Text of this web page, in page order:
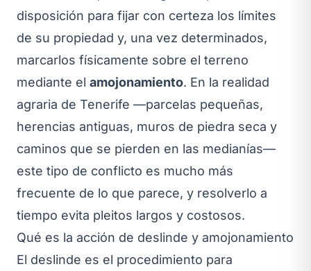
disposición para fijar con certeza los límites
de su propiedad y, una vez determinados,
marcarlos físicamente sobre el terreno
mediante el amojonamiento. En la realidad
agraria de Tenerife —parcelas pequeñas,
herencias antiguas, muros de piedra seca y
caminos que se pierden en las medianías—
este tipo de conflicto es mucho más
frecuente de lo que parece, y resolverlo a
tiempo evita pleitos largos y costosos.
Qué es la acción de deslinde y amojonamiento
El deslinde es el procedimiento para